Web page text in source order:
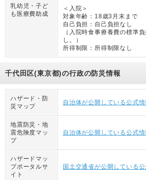
乳幼児・子ど
も医療費助成
＜入院＞
対象年齢： 18歳3月末まで
自己負担： 自己負担なし
（ 入院時食事療養費の標準
し。
）
所得制限： 所得制限なし
千代田区(東京都)の行政の防災情報
ハザード・防
災マップ
自治体が公開している公式情
地震防災・地
震危険度マッ
プ
自治体が公開している公式情
ハザードマッ
プポータルサ
イト
国土交通省が公開している公